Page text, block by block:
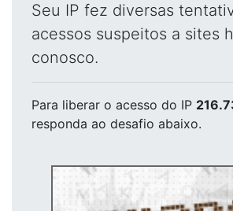
Seu IP fez diversas
acessos suspeitos a sites
conosco.
Para liberar o acesso do IP
responda ao desafio abaixo.